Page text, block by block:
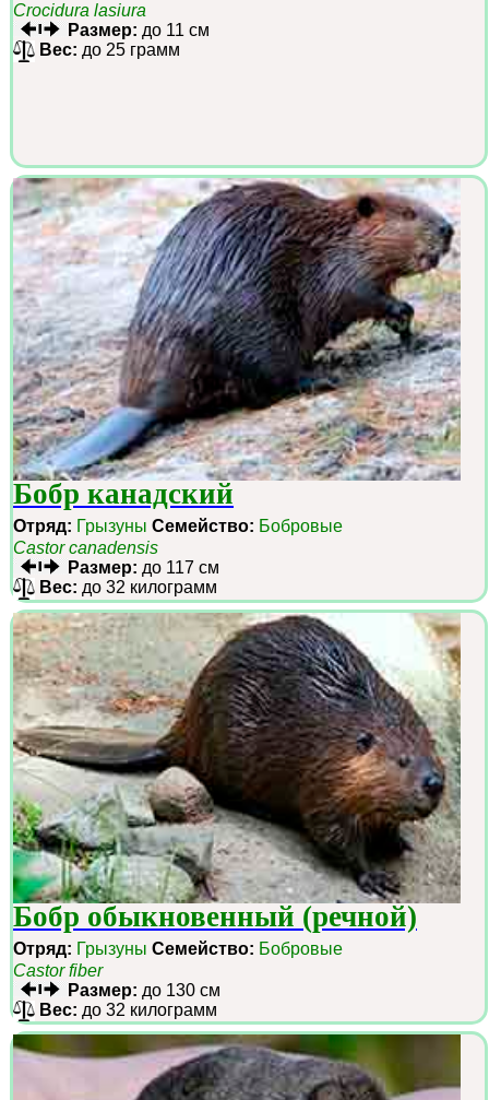
Crocidura lasiura
Размер: до 11 см
Вес: до 25 грамм
Бобр канадский
Отряд: Грызуны Семейство: Бобровые
Castor canadensis
Размер: до 117 см
Вес: до 32 килограмм
Бобр обыкновенный (речной)
Отряд: Грызуны Семейство: Бобровые
Castor fiber
Размер: до 130 см
Вес: до 32 килограмм